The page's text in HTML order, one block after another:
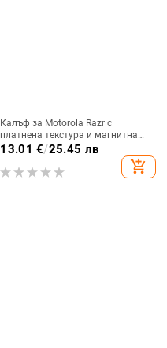
Калъф за Motorola Razr с
платнена текстура и магнитна
панта, флип
13.01 €/25.45 лв
add_shopping_cart